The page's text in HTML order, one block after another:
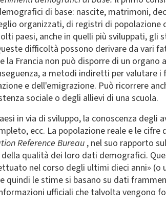
di base: nascite, matrimoni,
organizzati, di registri di
paesi, anche in quelli più sviluppati,
difficoltà possono derivare da vari
la Francia non può disporre di un
a metodi indiretti per valutare
e dell'emigrazione. Può ricorrere
sociale o degli allievi di una scuola.
in via di sviluppo, la conoscenza
ecc. La popolazione reale e le
Reference Bureau , nel suo rapporto
qualità dei loro dati demografici.
nel corso degli ultimi dieci anni» (o
quindi le stime si basano su dati
ufficiali che talvolta vengono